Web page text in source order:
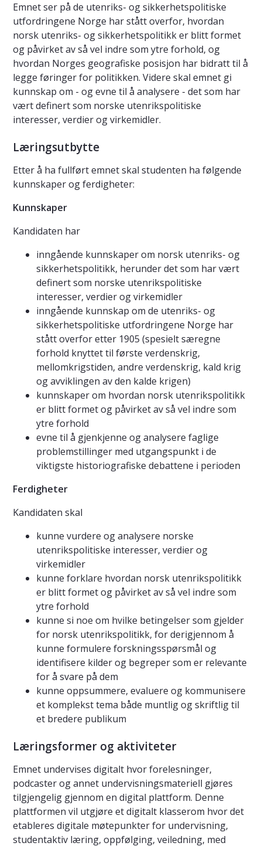
Emnet ser på de utenriks- og sikkerhetspolitiske
utfordringene Norge har stått overfor, hvordan
norsk utenriks- og sikkerhetspolitikk er blitt formet
og påvirket av så vel indre som ytre forhold, og
hvordan Norges geografiske posisjon har bidratt til å
legge føringer for politikken. Videre skal emnet gi
kunnskap om - og evne til å analysere - det som har
vært definert som norske utenrikspolitiske
interesser, verdier og virkemidler.
Læringsutbytte
Etter å ha fullført emnet skal studenten ha følgende
kunnskaper og ferdigheter:
Kunnskaper
Kandidaten har
inngående kunnskaper om norsk utenriks- og
sikkerhetspolitikk, herunder det som har vært
definert som norske utenrikspolitiske
interesser, verdier og virkemidler
inngående kunnskap om de utenriks- og
sikkerhetspolitiske utfordringene Norge har
stått overfor etter 1905 (spesielt særegne
forhold knyttet til første verdenskrig,
mellomkrigstiden, andre verdenskrig, kald krig
og avviklingen av den kalde krigen)
kunnskaper om hvordan norsk utenrikspolitikk
er blitt formet og påvirket av så vel indre som
ytre forhold
evne til å gjenkjenne og analysere faglige
problemstillinger med utgangspunkt i de
viktigste historiografiske debattene i perioden
Ferdigheter
Kandidaten skal
kunne vurdere og analysere norske
utenrikspolitiske interesser, verdier og
virkemidler
kunne forklare hvordan norsk utenrikspolitikk
er blitt formet og påvirket av så vel indre som
ytre forhold
kunne si noe om hvilke betingelser som gjelder
for norsk utenrikspolitikk, for derigjennom å
kunne formulere forskningsspørsmål og
identifisere kilder og begreper som er relevante
for å svare på dem
kunne oppsummere, evaluere og kommunisere
et komplekst tema både muntlig og skriftlig til
et bredere publikum
Læringsformer og aktiviteter
Emnet undervises digitalt hvor forelesninger,
podcaster og annet undervisningsmateriell gjøres
tilgjengelig gjennom en digital plattform. Denne
plattformen vil utgjøre et digitalt klasserom hvor det
etableres digitale møtepunkter for undervisning,
studentaktiv læring, oppfølging, veiledning, med